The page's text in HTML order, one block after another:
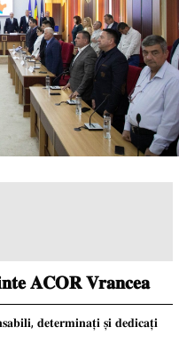
𝐀𝐂𝐎𝐑 𝐕𝐫𝐚𝐧𝐜𝐞𝐚
𝐝𝐞𝐭𝐞𝐫𝐦𝐢𝐧𝐚𝐭̦𝐢 𝐬̦𝐢 𝐝𝐞𝐝𝐢𝐜𝐚𝐭̦𝐢